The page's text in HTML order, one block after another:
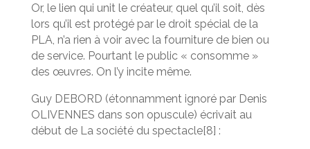
Or, le lien qui unit le créateur, quel qu’il soit, dès
lors qu’il est protégé par le droit spécial de la
PLA, n’a rien à voir avec la fourniture de bien ou
de service. Pourtant le public « consomme »
des œuvres. On l’y incite même.
Guy DEBORD (étonnamment ignoré par Denis
OLIVENNES dans son opuscule) écrivait au
début de La société du spectacle[8] :